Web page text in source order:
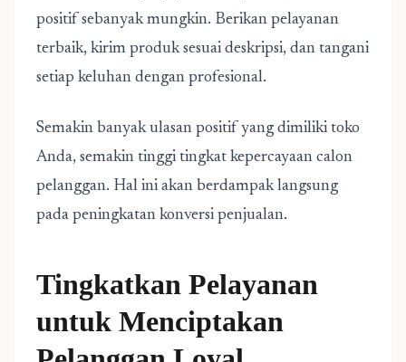
positif sebanyak mungkin. Berikan pelayanan
terbaik, kirim produk sesuai deskripsi, dan tangani
setiap keluhan dengan profesional.
Semakin banyak ulasan positif yang dimiliki toko
Anda, semakin tinggi tingkat kepercayaan calon
pelanggan. Hal ini akan berdampak langsung
pada peningkatan konversi penjualan.
Tingkatkan Pelayanan
untuk Menciptakan